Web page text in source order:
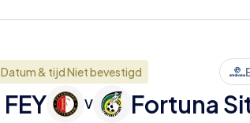
Datum & tijd Niet bevestigd
FEY V Fortuna